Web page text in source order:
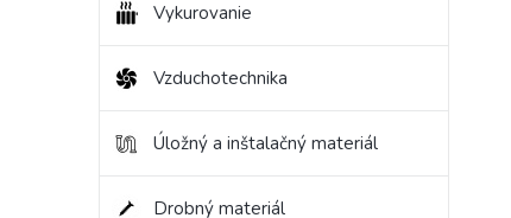
Vykurovanie
Vzduchotechnika
Úložný a inštalačný materiál
Drobný materiál